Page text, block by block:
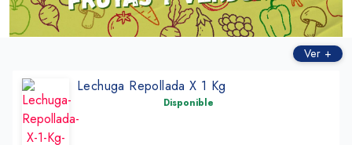
Ver +
Lechuga Repollada X 1 Kg
Disponible